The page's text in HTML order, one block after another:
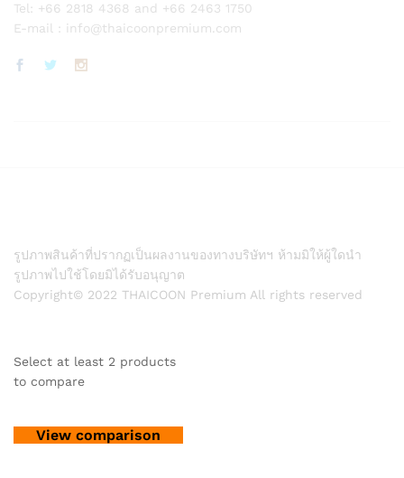
Tel: +66 2818 4368 and +66 2463 1750
E-mail : info@thaicoonpremium.com
รูปภาพสินค้าที่ปรากฏเป็นผลงานของทางบริษัทฯ ห้ามมิให้ผู้ใดนำ
รูปภาพไปใช้โดยมิได้รับอนุญาต
Copyright© 2022 THAICOON Premium All rights reserved
Select at least 2 products
to compare
View comparison